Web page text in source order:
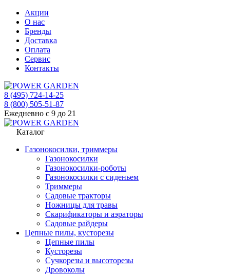
Акции
О нас
Бренды
Доставка
Оплата
Сервис
Контакты
8 (495) 724-14-25
8 (800) 505-51-87
Ежедневно с 9 до 21
Каталог
Газонокосилки, триммеры
Газонокосилки
Газонокосилки-роботы
Газонокосилки с сиденьем
Триммеры
Садовые тракторы
Ножницы для травы
Скарификаторы и аэраторы
Садовые райдеры
Цепные пилы, кусторезы
Цепные пилы
Кусторезы
Сучкорезы и высоторезы
Дровоколы